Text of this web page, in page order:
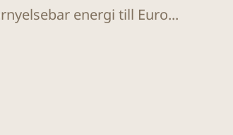
energi till Euro...